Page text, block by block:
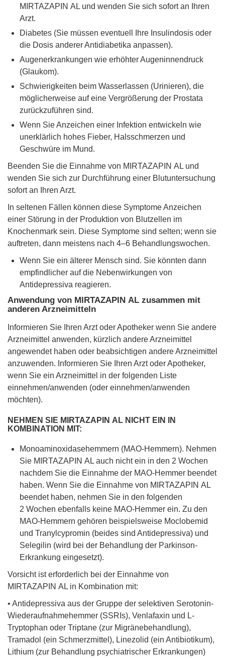
MIRTAZAPIN AL und wenden Sie sich sofort an Ihren
Arzt.
Diabetes (Sie müssen eventuell Ihre Insulindosis oder
die Dosis anderer Antidiabetika anpassen).
Augenerkrankungen wie erhöhter Augeninnendruck
(Glaukom).
Schwierigkeiten beim Wasserlassen (Urinieren), die
möglicherweise auf eine Vergrößerung der Prostata
zurückzuführen sind.
Wenn Sie Anzeichen einer Infektion entwickeln wie
unerklärlich hohes Fieber, Halsschmerzen und
Geschwüre im Mund.
Beenden Sie die Einnahme von MIRTAZAPIN AL und
wenden Sie sich zur Durchführung einer Blutuntersuchung
sofort an Ihren Arzt.
In seltenen Fällen können diese Symptome Anzeichen
einer Störung in der Produktion von Blutzellen im
Knochenmark sein. Diese Symptome sind selten; wenn sie
auftreten, dann meistens nach 4–6 Behandlungswochen.
Wenn Sie ein älterer Mensch sind. Sie könnten dann
empfindlicher auf die Nebenwirkungen von
Antidepressiva reagieren.
Anwendung von MIRTAZAPIN AL zusammen mit
anderen Arzneimitteln
Informieren Sie Ihren Arzt oder Apotheker wenn Sie andere
Arzneimittel anwenden, kürzlich andere Arzneimittel
angewendet haben oder beabsichtigen andere Arzneimittel
anzuwenden. Informieren Sie Ihren Arzt oder Apotheker,
wenn Sie ein Arzneimittel in der folgenden Liste
einnehmen/anwenden (oder einnehmen/anwenden
möchten).
NEHMEN SIE MIRTAZAPIN AL NICHT EIN IN
KOMBINATION MIT:
Monoaminoxidasehemmern (MAO-Hemmern). Nehmen
Sie MIRTAZAPIN AL auch nicht ein in den 2 Wochen
nachdem Sie die Einnahme der MAO-Hemmer beendet
haben. Wenn Sie die Einnahme von MIRTAZAPIN AL
beendet haben, nehmen Sie in den folgenden
2 Wochen ebenfalls keine MAO-Hemmer ein. Zu den
MAO-Hemmern gehören beispielsweise Moclobemid
und Tranylcypromin (beides sind Antidepressiva) und
Selegilin (wird bei der Behandlung der Parkinson-
Erkrankung eingesetzt).
Vorsicht ist erforderlich bei der Einnahme von
MIRTAZAPIN AL in Kombination mit:
• Antidepressiva aus der Gruppe der selektiven Serotonin-
Wiederaufnahmehemmer (SSRIs), Venlafaxin und L-
Tryptophan oder Triptane (zur Migränebehandlung),
Tramadol (ein Schmerzmittel), Linezolid (ein Antibiotikum),
Lithium (zur Behandlung psychiatrischer Erkrankungen)